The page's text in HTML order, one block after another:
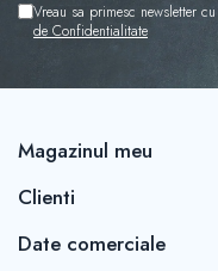
Vreau sa primesc newsletter
de Confidentialitate
Magazinul meu
Clienti
Date comerciale